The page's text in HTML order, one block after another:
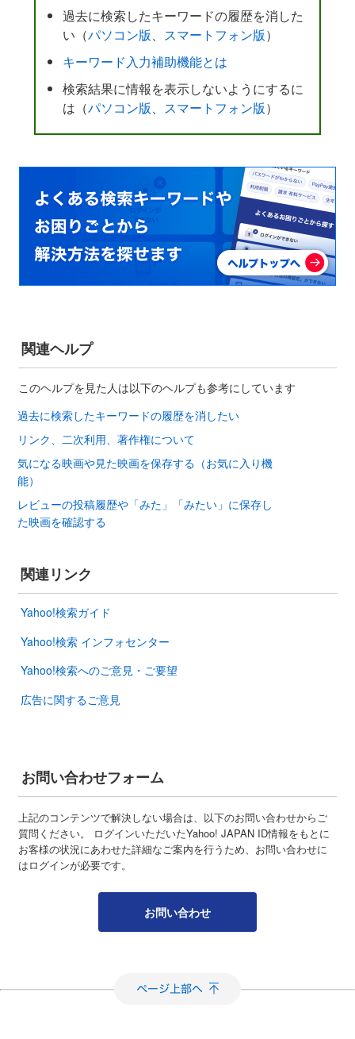
過去に検索したキーワードの履歴を消した
い（パソコン版、 スマートフォン版）
キーワード入力補助機能とは
検索結果に情報を表示しないようにするに
は（パソコン版、 スマートフォン版）
関連ヘルプ
このヘルプを見た人は以下のヘルプも参考にしています
過去に検索したキーワードの履歴を消したい
リンク、二次利用、著作権について
気になる映画や見た映画を保存する（お気に入り機
能）
レビューの投稿履歴や「みた」「みたい」に保存し
た映画を確認する
関連リンク
Yahoo!検索ガイド
Yahoo!検索 インフォセンター
Yahoo!検索へのご意見・ご要望
広告に関するご意見
お問い合わせフォーム
上記のコンテンツで解決しない場合は、以下のお問い合わせからご
質問ください。 ログインいただいたYahoo! JAPAN ID情報をもとに
お客様の状況にあわせた詳細なご案内を行うため、お問い合わせに
はログインが必要です。
お問い合わせ